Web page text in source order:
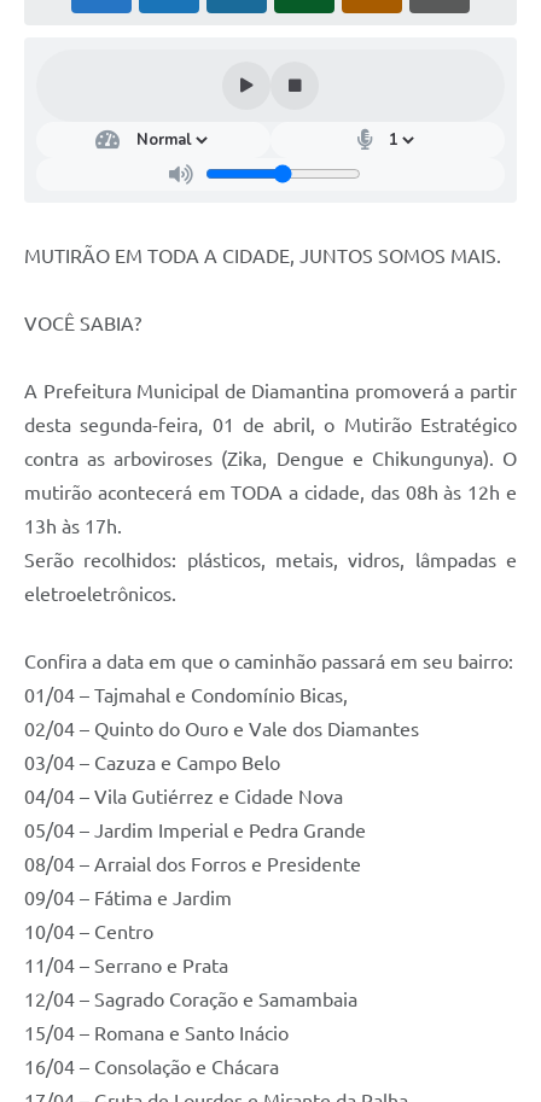
MUTIRÃO EM TODA A CIDADE, JUNTOS SOMOS MAIS.
VOCÊ SABIA?
A Prefeitura Municipal de Diamantina promoverá a partir
desta segunda-feira, 01 de abril, o Mutirão Estratégico
contra as arboviroses (Zika, Dengue e Chikungunya). O
mutirão acontecerá em TODA a cidade, das 08h às 12h e
13h às 17h.
Serão recolhidos: plásticos, metais, vidros, lâmpadas e
eletroeletrônicos.
Confira a data em que o caminhão passará em seu bairro:
01/04 – Tajmahal e Condomínio Bicas,
02/04 – Quinto do Ouro e Vale dos Diamantes
03/04 – Cazuza e Campo Belo
04/04 – Vila Gutiérrez e Cidade Nova
05/04 – Jardim Imperial e Pedra Grande
08/04 – Arraial dos Forros e Presidente
09/04 – Fátima e Jardim
10/04 – Centro
11/04 – Serrano e Prata
12/04 – Sagrado Coração e Samambaia
15/04 – Romana e Santo Inácio
16/04 – Consolação e Chácara